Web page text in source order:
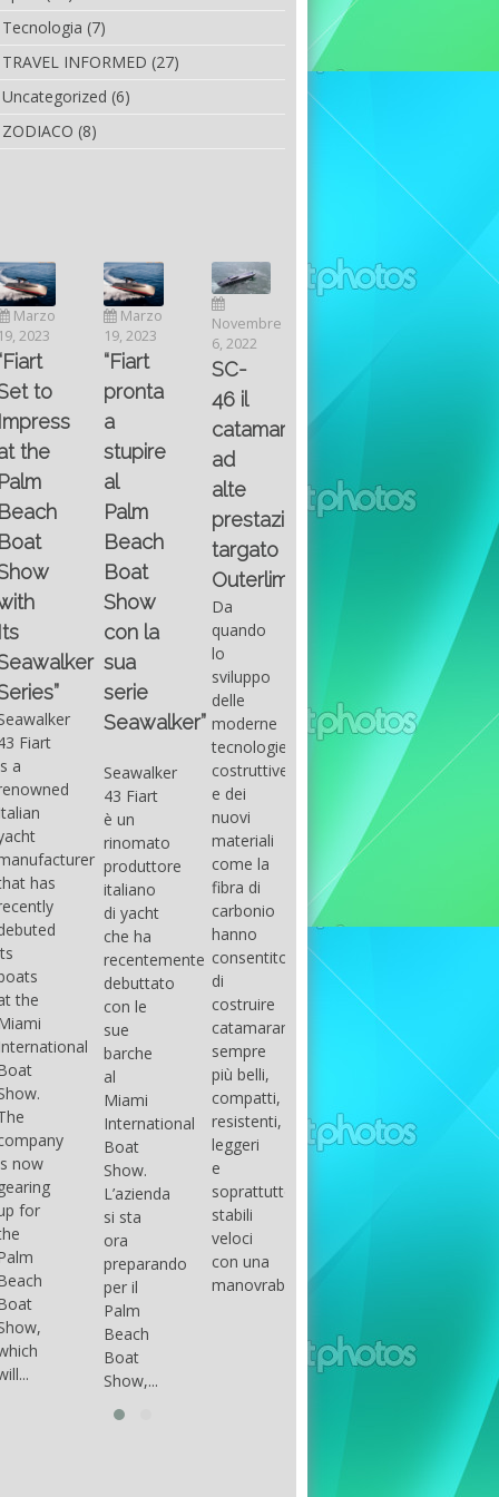
Tecnologia (7)
TRAVEL INFORMED (27)
Uncategorized (6)
ZODIACO (8)
Marzo
19, 2023
a
al
Palm
Beach
con la
Fiart
un
yacht
ha
le
International
sta
il
Novembre
6, 2022
SC-
46 il
catamarano
ad
alte
prestazioni
targato
Outerlimits.
Da
quando
lo
sviluppo
delle
moderne
costruttive
e dei
nuovi
materiali
come la
fibra di
carbonio
hanno
consentito
di
costruire
catamarani
sempre
più belli,
compatti,
resistenti,
leggeri
e
soprattutto
stabili
veloci
con una
manovrabilità...
Luglio
6, 2022
Fountain 38SC
abitabilità,
affidabilità
prestazioni
Fountain
38SC è
una
barca a
console
centrale
sportiva
di lusso,
dove
velocità,
comodità
sicurezza
s’integrano
perfettamente,
cantiere
Fountain
ha
costruire
per tutti
di
barche
ad alte
prestazioni,
che...
Multiple
on
basic
on
basic
intention
draw
attention
to the
use of
formulas
to be
occur.
The
correct
GUITAR
Santana
had its
maximum
in the
early
seventies
that
Santana,
parts of
the
group.